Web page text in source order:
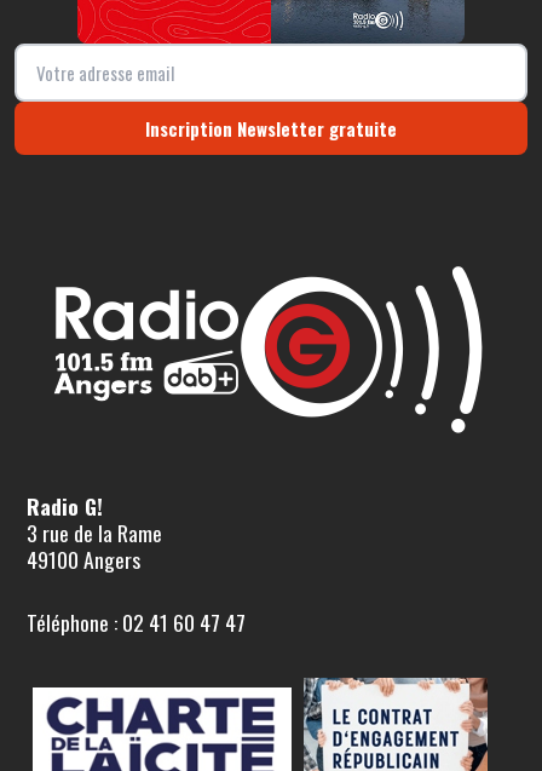
Inscription Newsletter gratuite
Radio G!
3 rue de la Rame
49100 Angers
Téléphone : 02 41 60 47 47